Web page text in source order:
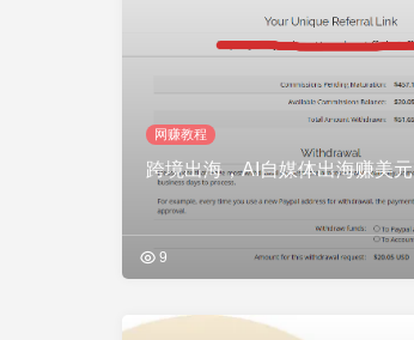
网赚教程
跨境出海，AI自媒体出海赚美元
9